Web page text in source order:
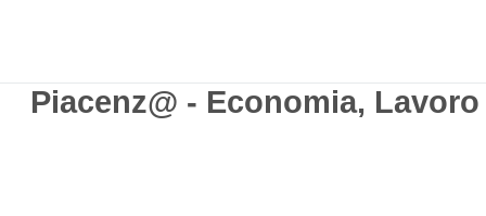
Piacenz@ - Economia,